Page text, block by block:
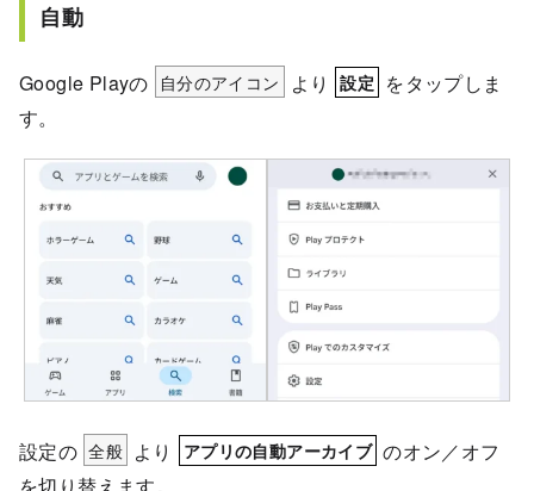
自動
Google Playの 自分のアイコン より 設定 をタップしま
す。
設定の 全般 より アプリの自動アーカイブ のオン／オフ
を切り替えます。